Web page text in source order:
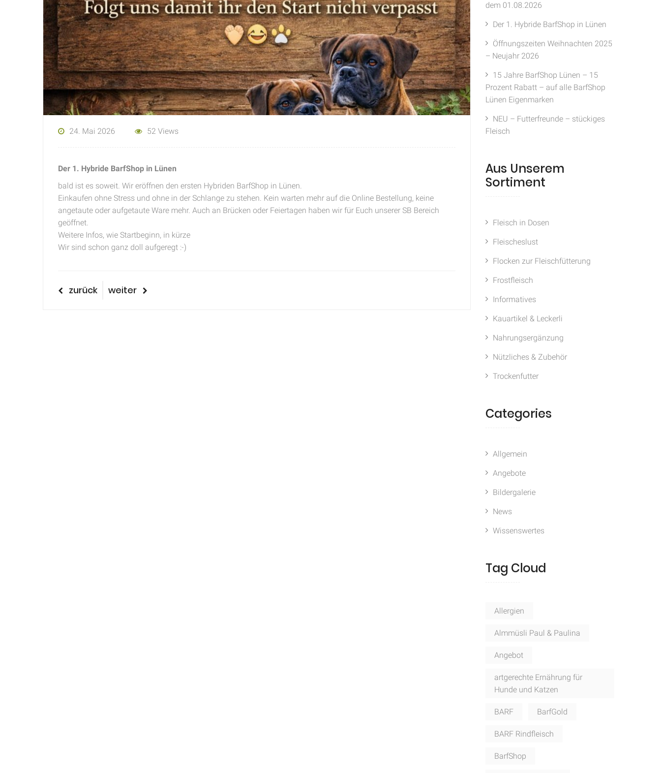
24. Mai 2026 52 Views
Der 1. Hybride BarfShop in Lünen
bald ist es soweit. Wir eröffnen den ersten Hybriden BarfShop in Lünen.
Einkaufen ohne Stress und ohne in der Schlange zu stehen. Kein warten mehr auf die Online Bestellung, keine
angetaute oder aufgetaute Ware mehr. Auch an Brücken oder Feiertagen haben wir für Euch unserer SB Bereich
geöffnet.
Weitere Infos, wie Startbeginn, in kürze
Wir sind schon ganz doll aufgeregt :-)
Beitragsnavigation
vorheriger
zurück
nächster
weiter
dem 01.08.2026
Der 1. Hybride BarfShop in Lünen
Öffnungszeiten Weihnachten 2025
– Neujahr 2026
15 Jahre BarfShop Lünen – 15
Prozent Rabatt – auf alle BarfShop
Lünen Eigenmarken
NEU – Futterfreunde – stückiges
Fleisch
Aus Unserem
Sortiment
Fleisch in Dosen
Fleischeslust
Flocken zur Fleischfütterung
Frostfleisch
Informatives
Kauartikel & Leckerli
Nahrungsergänzung
Nützliches & Zubehör
Trockenfutter
Categories
Allgemein
Angebote
Bildergalerie
News
Wissenswertes
Tag Cloud
Allergien
Almmüsli Paul & Paulina
Angebot
artgerechte Ernährung für
Hunde und Katzen
BARF BarfGold
BARF Rindfleisch
BarfShop